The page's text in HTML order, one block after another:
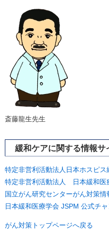
斎藤龍生先生
緩和ケアに関する情報サ
特定非営利活動法人日本ホスピス
特定非営利活動法人 日本緩和医
国立がん研究センターがん対策情
日本緩和医療学会 JSPM 公式チ
がん対策トップページへ戻る